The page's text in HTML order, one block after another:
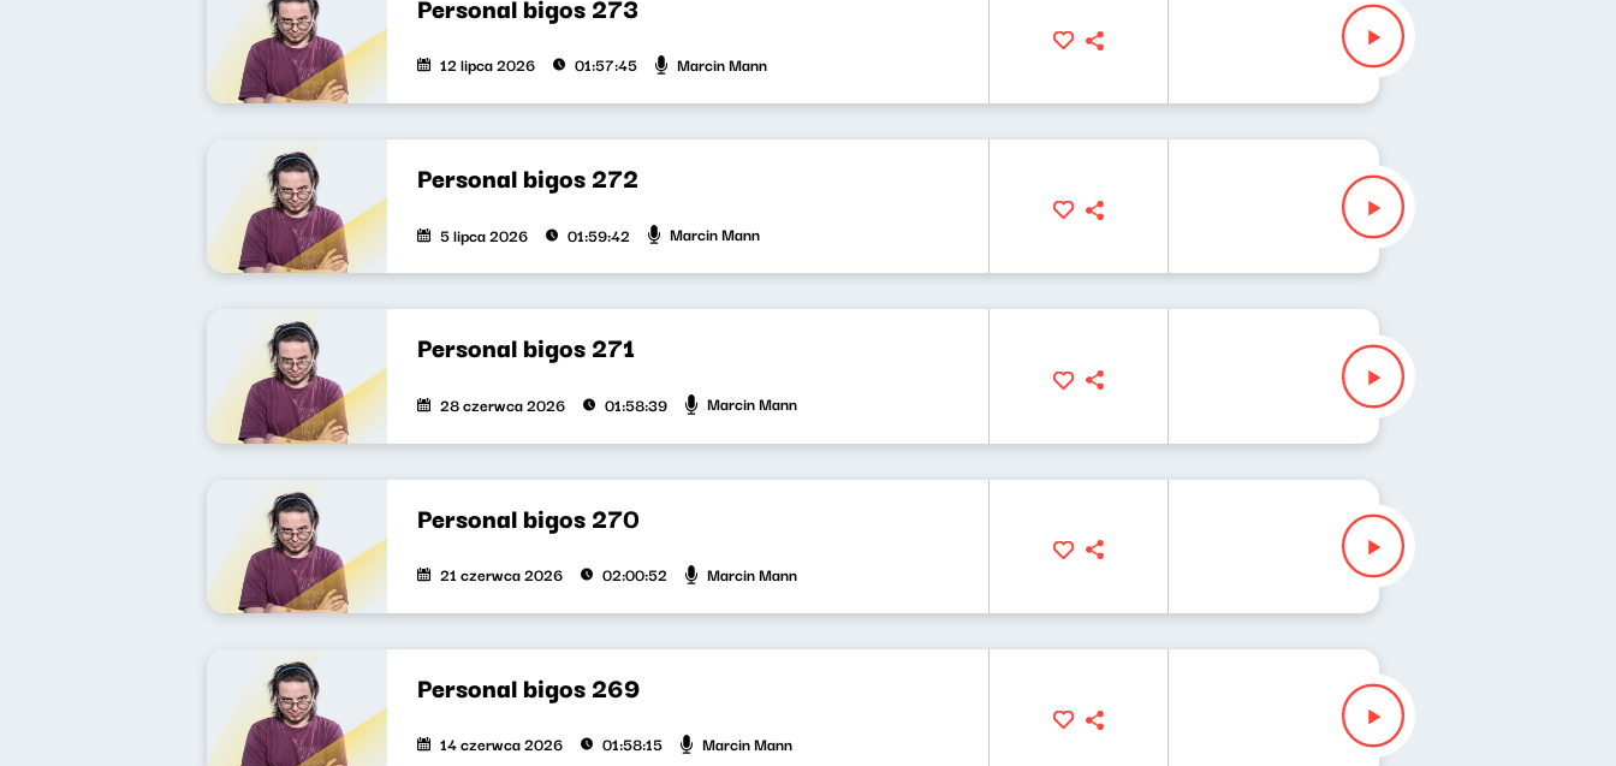
12 lipca 2026 01:57:45 Marcin Mann
Personal bigos 272
5 lipca 2026 01:59:42 Marcin Mann
Personal bigos 271
28 czerwca 2026 01:58:39 Marcin Mann
Personal bigos 270
21 czerwca 2026 02:00:52 Marcin Mann
Personal bigos 269
14 czerwca 2026 01:58:15 Marcin Mann